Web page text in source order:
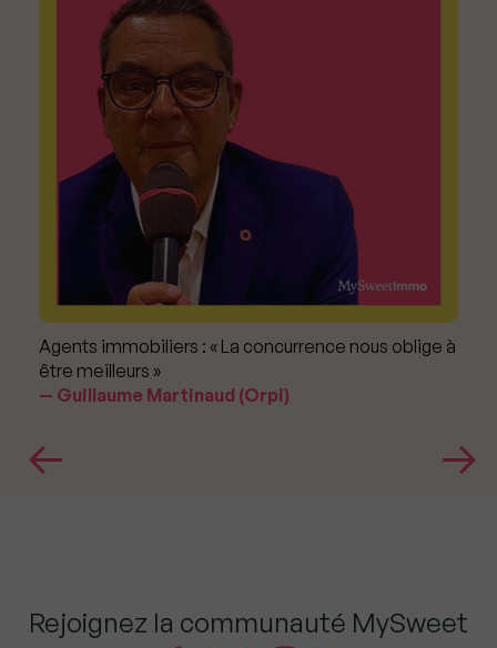
Agents immobiliers : « La concurrence nous oblige à
être meilleurs »
Guillaume Martinaud (Orpi)
Rejoignez la communauté MySweet